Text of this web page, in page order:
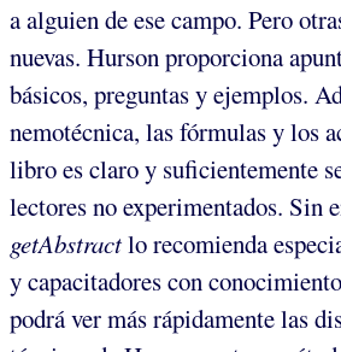
a alguien de ese campo. Pero
nuevas. Hurson proporciona
básicos, preguntas y ejemplos.
nemotécnica, las fórmulas y los
libro es claro y suficientemente
lectores no experimentados. Sin
getAbstractlo recomienda
y capacitadores con
podrá ver más rápidamente las